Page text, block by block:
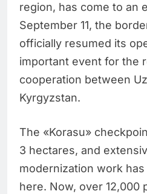
region, has come to an
September 11, the
officially resumed its
important event for the
cooperation between
Kyrgyzstan.
The «Korasu»
3 hectares, and
modernization work
here. Now, over 12,000